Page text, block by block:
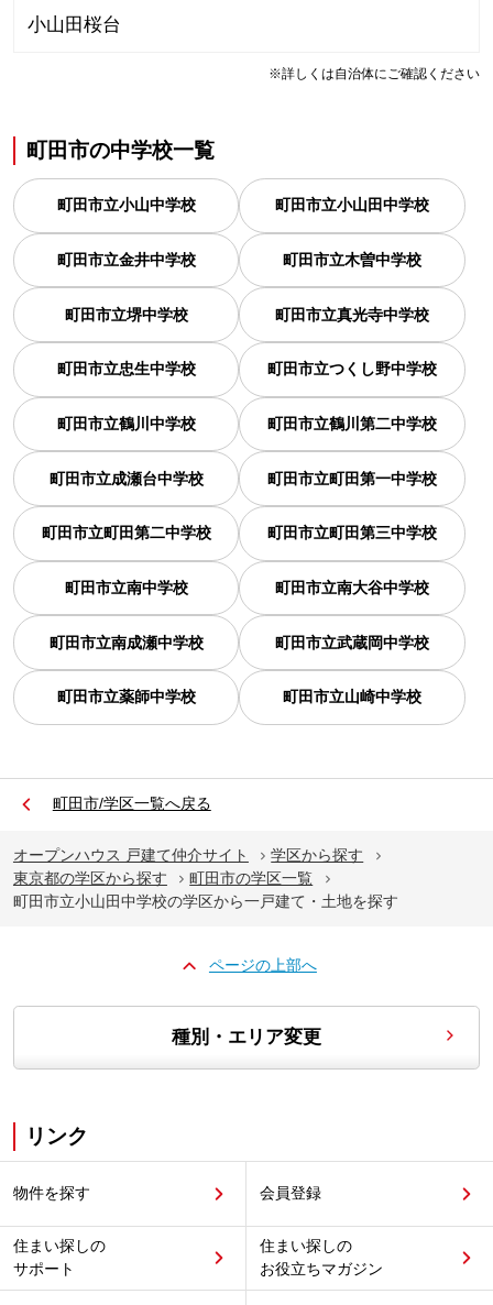
小山田桜台
※詳しくは自治体にご確認ください
町田市の中学校一覧
町田市立小山中学校 町田市立小山田中学校
町田市立金井中学校 町田市立木曽中学校
町田市立堺中学校 町田市立真光寺中学校
町田市立忠生中学校 町田市立つくし野中学校
町田市立鶴川中学校 町田市立鶴川第二中学校
町田市立成瀬台中学校 町田市立町田第一中学校
町田市立町田第二中学校 町田市立町田第三中学校
町田市立南中学校 町田市立南大谷中学校
町田市立南成瀬中学校 町田市立武蔵岡中学校
町田市立薬師中学校 町田市立山崎中学校
町田市/学区一覧へ戻る
オープンハウス 戸建て仲介サイト
学区から探す
東京都の学区から探す
町田市の学区一覧
町田市立小山田中学校の学区から一戸建て・土地を探す
ページの上部へ
種別・エリア変更
リンク
物件を探す 会員登録
住まい探しの
サポート
住まい探しの
お役立ちマガジン